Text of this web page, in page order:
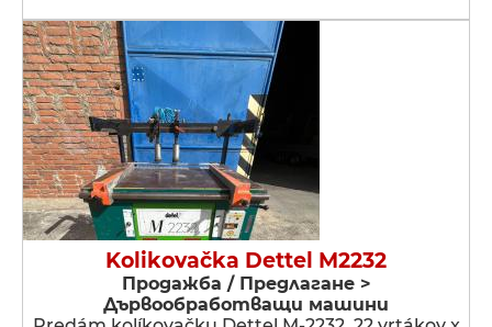
Kolikovačka Dettel M2232
Продажба / Предлагане >
Дървообработващи машини